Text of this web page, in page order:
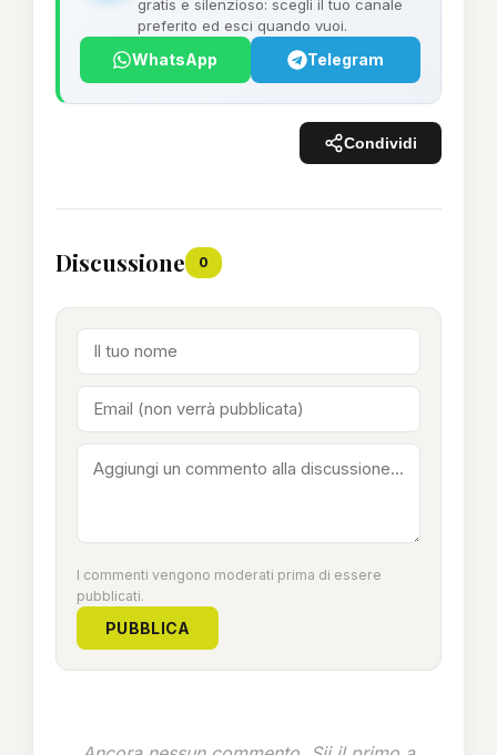
gratis e silenzioso: scegli il tuo canale
preferito ed esci quando vuoi.
WhatsApp Telegram
Condividi
Discussione 0
I commenti vengono moderati prima di essere
pubblicati.
PUBBLICA